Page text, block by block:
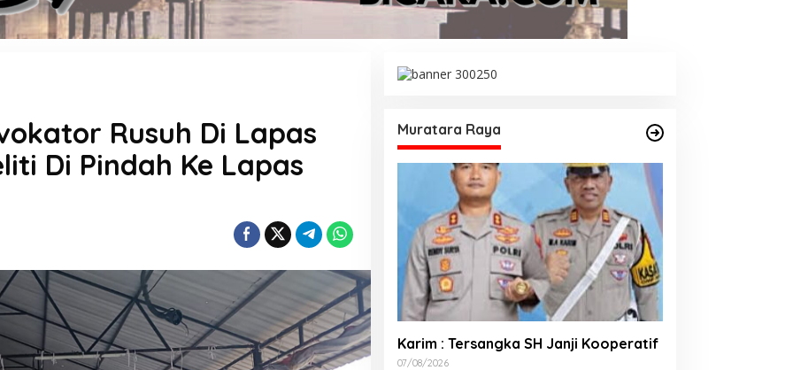
Rusuh Di Lapas
Di Pindah Ke Lapas
Muratara Raya
Karim : Tersangka SH Janji Kooperatif
07/08/2026